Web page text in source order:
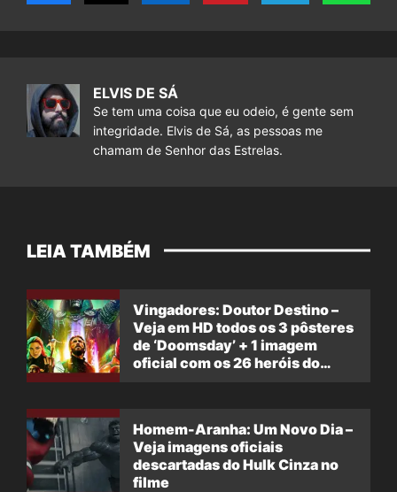
ELVIS DE SÁ
Se tem uma coisa que eu odeio, é gente sem
integridade. Elvis de Sá, as pessoas me
chamam de Senhor das Estrelas.
LEIA TAMBÉM
Vingadores: Doutor Destino –
Veja em HD todos os 3 pôsteres
de ‘Doomsday’ + 1 imagem
oficial com os 26 heróis do
Homem-Aranha: Um Novo Dia –
Veja imagens oficiais
descartadas do Hulk Cinza no
filme